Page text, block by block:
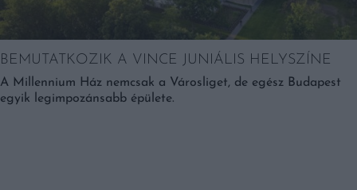
BEMUTATKOZIK A VINCE JUNIÁLIS HELYSZÍNE
A Millennium Ház nemcsak a Városliget, de egész Budapest
egyik legimpozánsabb épülete.